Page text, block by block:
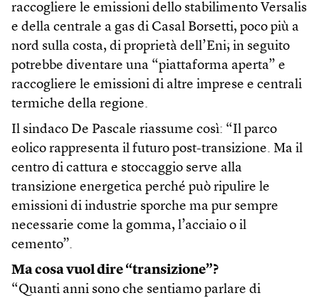
raccogliere le emissioni dello stabilimento Versalis
e della centrale a gas di Casal Borsetti, poco più a
nord sulla costa, di proprietà dell’Eni; in seguito
potrebbe diventare una “piattaforma aperta” e
raccogliere le emissioni di altre imprese e centrali
termiche della regione.
Il sindaco De Pascale riassume così: “Il parco
eolico rappresenta il futuro post-transizione. Ma il
centro di cattura e stoccaggio serve alla
transizione energetica perché può ripulire le
emissioni di industrie sporche ma pur sempre
necessarie come la gomma, l’acciaio o il
cemento”.
Ma cosa vuol dire “transizione”?
“Quanti anni sono che sentiamo parlare di